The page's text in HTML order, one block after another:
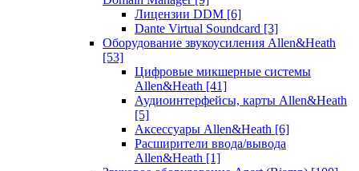
Лицензии DDM [6]
Dante Virtual Soundcard [3]
Оборудование звукоусиления Allen&Heath
[53]
Цифровые микшерные системы
Allen&Heath [41]
Аудиоинтерфейсы, карты Allen&Heath
[5]
Аксессуары Allen&Heath [6]
Расширители ввода/вывода
Allen&Heath [1]